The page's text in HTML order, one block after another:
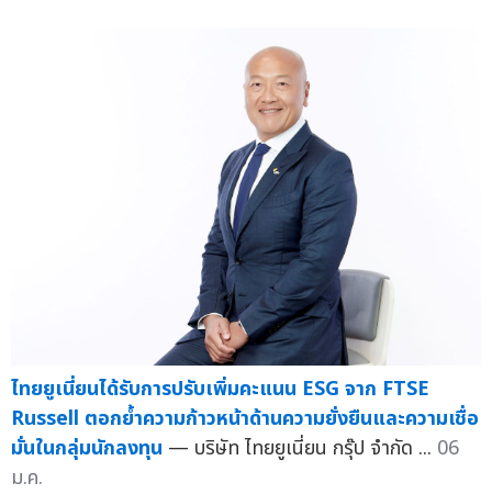
ไทยยูเนี่ยนได้รับการปรับเพิ่มคะแนน ESG จาก FTSE
Russell ตอกย้ำความก้าวหน้าด้านความยั่งยืนและความเชื่อ
มั่นในกลุ่มนักลงทุน — บริษัท ไทยยูเนี่ยน กรุ๊ป จำกัด ... 06
ม.ค.